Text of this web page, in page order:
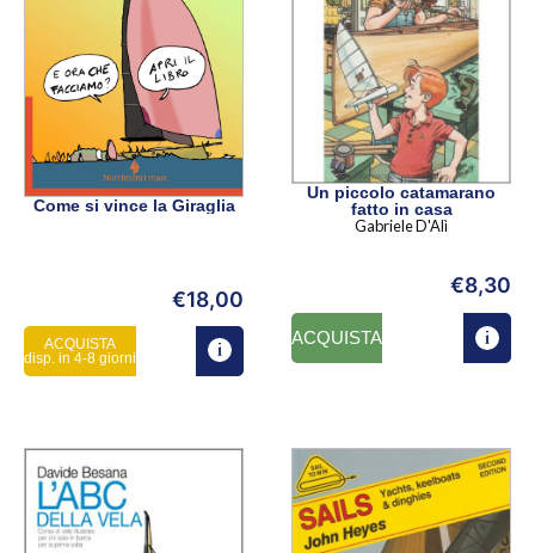
Come si vince la Giraglia
€18,00
ACQUISTA
disp. in 4-8 giorni
Un piccolo catamarano
fatto in casa
Gabriele D'Alì
€8,30
ACQUISTA